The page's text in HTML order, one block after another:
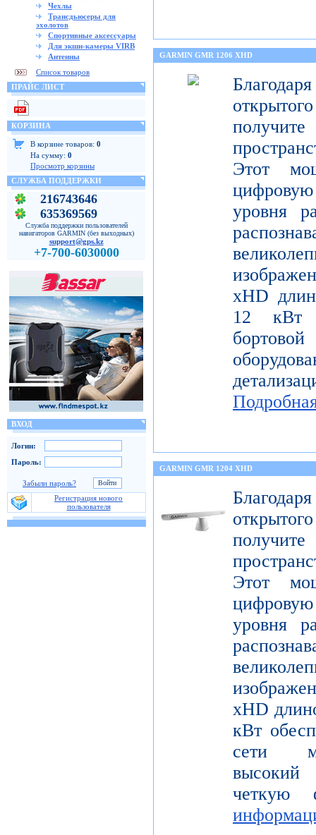
Чехлы
Трансдьюсеры для
эхолотов
Спортивные аксессуары
Для экшн-камеры VIRB
Антенны
Список товаров
ПРАЙС ЛИСТ
КОРЗИНА
В корзине товаров: 0
На сумму: 0
Просмотр корзины
СЛУЖБА ПОДДЕРЖКИ
216743646
635369569
Служба поддержки пользователей
навигаторов GARMIN (без выходных)
support@gps.kz
+7-700-6030000
ВХОД
Логин:
Пароль:
Забыли пароль?
Регистрация нового
пользователя
GARMIN GMR 1206 XHD
Этот
уровня
xHD
12 кВт
GARMIN GMR 1204 XHD
Этот
уровня
xHD
кВт
сети
высокий
четкую